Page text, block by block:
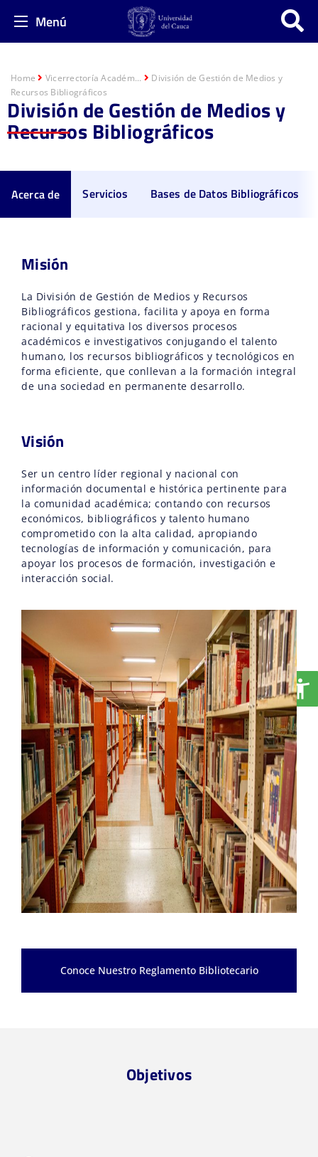
Menú
Home Vicerrectoría Académ...
División de Gestión de Medios y
Recursos Bibliográficos
División de Gestión de Medios y
Recursos Bibliográficos
Acerca de Servicios Bases de Datos Bibliográficos
Misión
La División de Gestión de Medios y Recursos
Bibliográficos gestiona, facilita y apoya en forma
racional y equitativa los diversos procesos
académicos e investigativos conjugando el talento
humano, los recursos bibliográficos y tecnológicos en
forma eficiente, que conllevan a la formación integral
de una sociedad en permanente desarrollo.
Visión
Ser un centro líder regional y nacional con
información documental e histórica pertinente para
la comunidad académica; contando con recursos
económicos, bibliográficos y talento humano
comprometido con la alta calidad, apropiando
tecnologías de información y comunicación, para
apoyar los procesos de formación, investigación e
interacción social.
Conoce Nuestro Reglamento Bibliotecario
Objetivos